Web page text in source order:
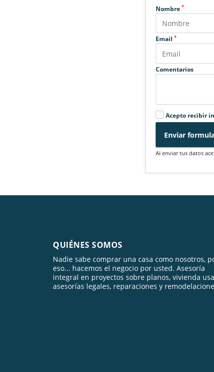
Nombre*
Email*
Comentarios
Acepto recibir
Enviar
Al enviar tus datos
QUIÉNES SOMOS
Nadie sabe comprar una casa como nosotros,
eso... hacemos el negocio por usted. Asesoría
integral en proyectos sobre planos, vivienda
asesorías legales, reparaciones y